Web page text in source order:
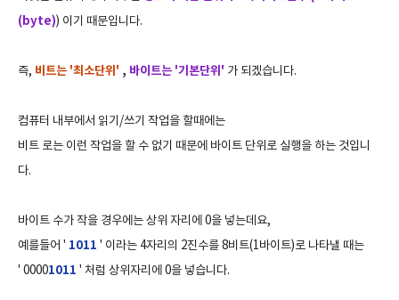
(byte)) 이기 때문입니다.
즉, 비트는 '최소단위' , 바이트는 '기본단위' 가 되겠습니다.
컴퓨터 내부에서 읽기/쓰기 작업을 할때에는
비트 로는 이런 작업을 할 수 없기 때문에 바이트 단위로 실행을 하는 것입니
다.
바이트 수가 작을 경우에는 상위 자리에 0을 넣는데요,
예를들어 ' 1011 ' 이라는 4자리의 2진수를 8비트(1바이트)로 나타낼 때는
' 00001011 ' 처럼 상위자리에 0을 넣습니다.